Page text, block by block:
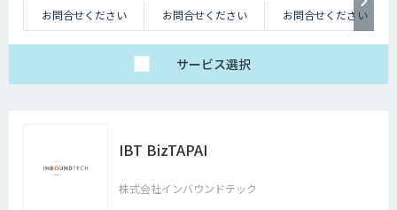
お問合せください
お問合せください お問合せください
サービス選択
IBT BizTAPAI
株式会社インバウンドテック